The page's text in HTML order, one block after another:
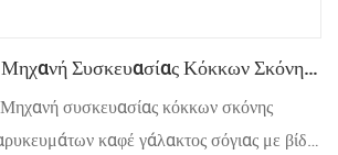
Συσκευασίας Κόκκων Σκόνης
Καφέ Γάλακτος Σόγιας
Με Βίδα Σφράγισης Πλευράς
συσκευασίας κόκκων σκόνης
καφέ γάλακτος σόγιας με βίδα